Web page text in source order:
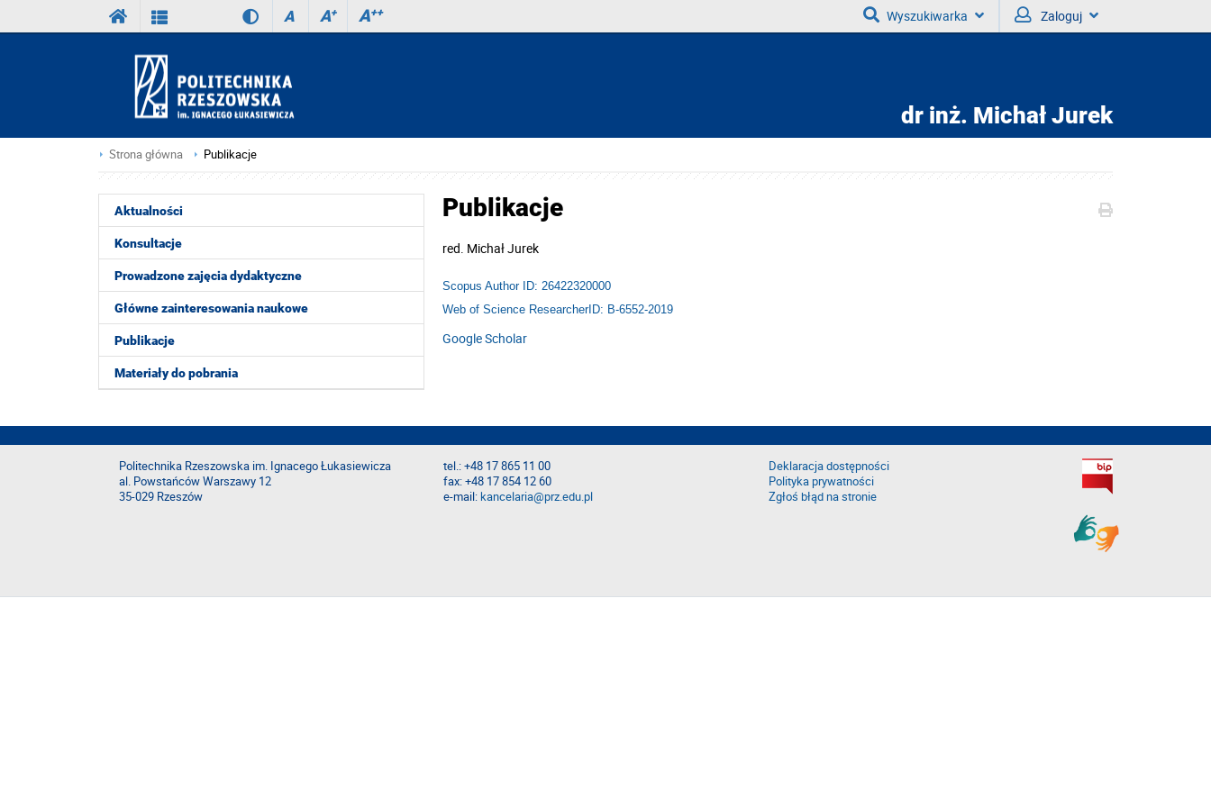
A A+ A++ Wyszukiwarka Zaloguj
dr inż. Michał Jurek
Strona główna Publikacje
Aktualności
Konsultacje
Prowadzone zajęcia dydaktyczne
Główne zainteresowania naukowe
Publikacje
Materiały do pobrania
Publikacje
red. Michał Jurek
Scopus Author ID: 26422320000
Web of Science ResearcherID: B-6552-2019
Google Scholar
Politechnika Rzeszowska im. Ignacego Łukasiewicza
al. Powstańców Warszawy 12
35-029 Rzeszów
tel.: +48 17 865 11 00
fax: +48 17 854 12 60
e-mail:kancelaria@prz.edu.pl
Deklaracja dostępności
Polityka prywatności
Zgłoś błąd na stronie